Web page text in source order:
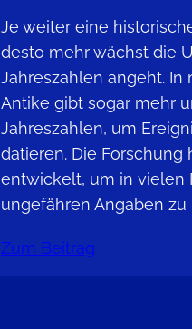
Je weiter eine
desto mehr wächst die
Jahreszahlen angeht. In
Antike gibt sogar mehr
Jahreszahlen, um
datieren. Die Forschung
entwickelt, um in vielen
ungefähren Angaben
Zum Beitrag